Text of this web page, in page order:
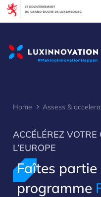
Home Assess &
ACCÉLÉREZ
L’EUROPE
Faîtes
programme
Cookies management panel